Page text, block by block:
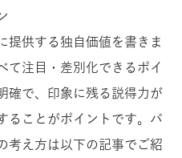
提供する独自価値を書きま
て注目・差別化できるポイ
確で、印象に残る説得力が
ることがポイントです。バ
考え方は以下の記事でご紹